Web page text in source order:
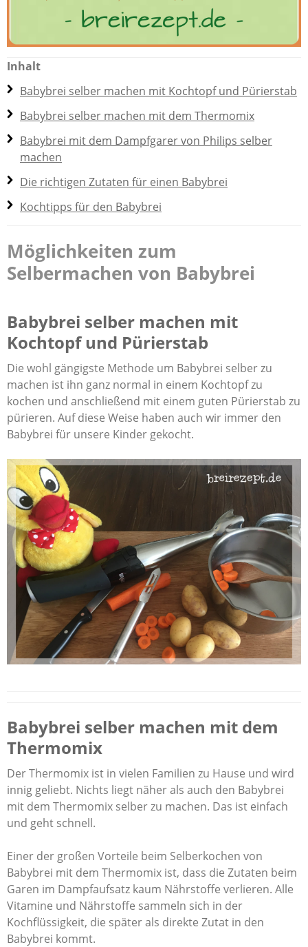
Inhalt
Babybrei selber machen mit Kochtopf und Pürierstab
Babybrei selber machen mit dem Thermomix
Babybrei mit dem Dampfgarer von Philips selber
machen
Die richtigen Zutaten für einen Babybrei
Kochtipps für den Babybrei
Möglichkeiten zum
Selbermachen von Babybrei
Babybrei selber machen mit
Kochtopf und Pürierstab
Die wohl gängigste Methode um Babybrei selber zu
machen ist ihn ganz normal in einem Kochtopf zu
kochen und anschließend mit einem guten Pürierstab zu
pürieren. Auf diese Weise haben auch wir immer den
Babybrei für unsere Kinder gekocht.
Babybrei selber machen mit dem
Thermomix
Der Thermomix ist in vielen Familien zu Hause und wird
innig geliebt. Nichts liegt näher als auch den Babybrei
mit dem Thermomix selber zu machen. Das ist einfach
und geht schnell.
Einer der großen Vorteile beim Selberkochen von
Babybrei mit dem Thermomix ist, dass die Zutaten beim
Garen im Dampfaufsatz kaum Nährstoffe verlieren. Alle
Vitamine und Nährstoffe sammeln sich in der
Kochflüssigkeit, die später als direkte Zutat in den
Babybrei kommt.